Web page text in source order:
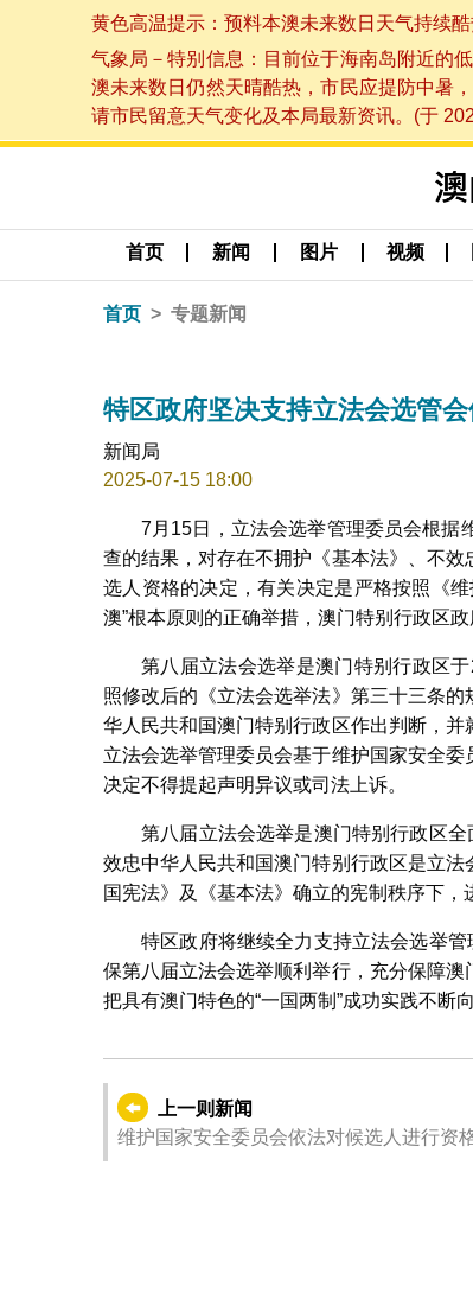
黄色高温提示：预料本澳未来数日天气持续
气象局－特别信息：目前位于海南岛附近的
澳未来数日仍然天晴酷热，市民应提防中暑
请市民留意天气变化及本局最新资讯。(于
首页 新闻 图片 视频
首页 专题新闻
特区政府坚决支持立法会选管
新闻局
2025-07-15 18:00
7月15日，立法会选举管理委员会根据
查的结果，对存在不拥护《基本法》、不
选人资格的决定，有关决定是严格按照《
澳”根本原则的正确举措，澳门特别行政区政
第八届立法会选举是澳门特别行政区
照修改后的《立法会选举法》第三十三条
华人民共和国澳门特别行政区作出判断，并
立法会选举管理委员会基于维护国家安全
决定不得提起声明异议或司法上诉。
第八届立法会选举是澳门特别行政区全
效忠中华人民共和国澳门特别行政区是立
国宪法》及《基本法》确立的宪制秩序下，
特区政府将继续全力支持立法会选举
保第八届立法会选举顺利举行，充分保障澳
把具有澳门特色的“一国两制”成功实践不断
上一则新闻
维护国家安全委员会依法对候选人进行资